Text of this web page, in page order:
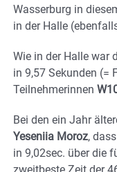
Wasserburg in
in der Halle
Wie in der Halle war
in 9,57 Sekunden (=
Teilnehmerinnen
Bei den ein Jahr
Yeseniia Moroz,
in 9,02sec. über die